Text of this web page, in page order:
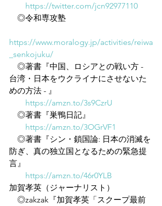
https://twitter.com/jcn92977110
◎令和専攻塾
https://www.moralogy.jp/activities/reiwa
_senkojuku/
◎著書『中国、ロシアとの戦い方 -
台湾・日本をウクライナにさせないた
めの方法 - 』
https://amzn.to/3s9CzrU
◎著書『巣鴨日記』
https://amzn.to/3OGrVF1
◎著書『シン・鎖国論: 日本の消滅を
防ぎ、真の独立国となるための緊急提
言』
https://amzn.to/46r0YLB
加賀孝英（ジャーナリスト）
◎zakzak『加賀孝英「スクープ最前